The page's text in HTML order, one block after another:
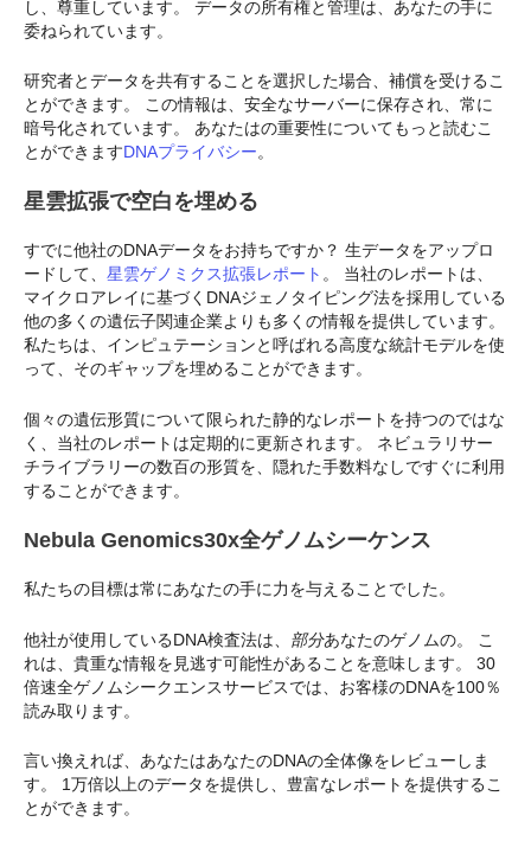
し、尊重しています。 データの所有権と管理は、あなたの手に
委ねられています。
研究者とデータを共有することを選択した場合、補償を受けるこ
とができます。 この情報は、安全なサーバーに保存され、常に
暗号化されています。 あなたはの重要性についてもっと読むこ
とができますDNAプライバシー。
星雲拡張で空白を埋める
すでに他社のDNAデータをお持ちですか？ 生データをアップロ
ードして、 星雲ゲノミクス拡張レポート 。 当社のレポートは、
マイクロアレイに基づくDNAジェノタイピング法を採用している
他の多くの遺伝子関連企業よりも多くの情報を提供しています。
私たちは、インピュテーションと呼ばれる高度な統計モデルを使
って、そのギャップを埋めることができます。
個々の遺伝形質について限られた静的なレポートを持つのではな
く、当社のレポートは定期的に更新されます。 ネビュラリサー
チライブラリーの数百の形質を、隠れた手数料なしですぐに利用
することができます。
Nebula Genomics30x全ゲノムシーケンス
私たちの目標は常にあなたの手に力を与えることでした。
他社が使用しているDNA検査法は、 部分あなたのゲノムの。 こ
れは、貴重な情報を見逃す可能性があることを意味します。 30
倍速全ゲノムシークエンスサービスでは、お客様のDNAを100％
読み取ります。
言い換えれば、あなたはあなたのDNAの全体像をレビューしま
す。 1万倍以上のデータを提供し、豊富なレポートを提供するこ
とができます。